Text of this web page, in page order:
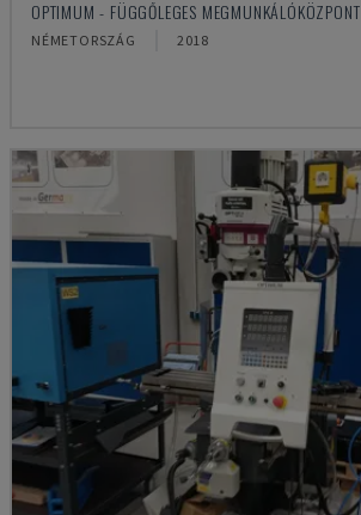
OPTIMUM - FÜGGŐLEGES MEGMUNKÁLÓKÖZPONT
NÉMETORSZÁG 2018